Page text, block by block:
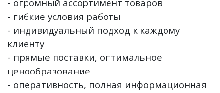
- огромный ассортимент товаров
- гибкие условия работы
- индивидуальный подход к каждому
клиенту
- прямые поставки, оптимальное
ценообразование
- оперативность, полная информационная